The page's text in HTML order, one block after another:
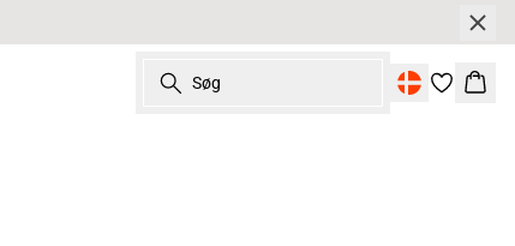
Søg
Kurv